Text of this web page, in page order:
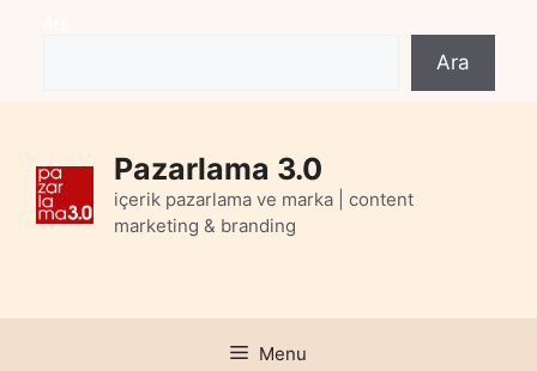
Ara
Pazarlama 3.0
içerik pazarlama ve marka | content
marketing & branding
Menu